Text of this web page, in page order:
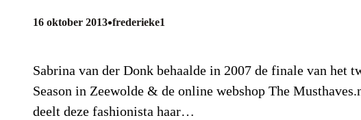
16 oktober 2013•frederieke1
Sabrina van der Donk behaalde in 2007 de finale van het
Season in Zeewolde & de online webshop The
deelt deze fashionista haar…